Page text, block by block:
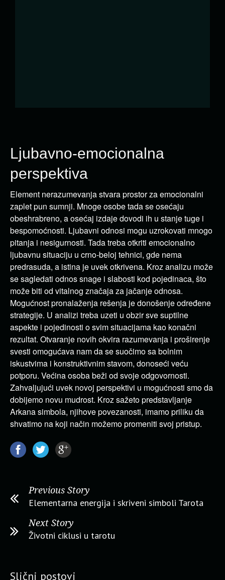
Ljubavno-emocionalna
perspektiva
Element nerazumevanja stvara prostor za emocionalni
zaplet pun sumnji. Mnoge osobe tada se osećaju
obeshrabreno, a osećaj izdaje dovodi ih u stanje tuge i
bespomoćnosti. Ljubavni odnosi mogu uzrokovati mnogo
pitanja i nesigurnosti. Tada treba otkriti emocionalno
ljubavnu situaciju u crno-beloj tehnici, gde nema
predrasuda, a istina je uvek otkrivena. Kroz analizu može
se sagledati odnos snage i slabosti kod pojedinaca, što
može biti od vitalnog značaja za jačanje odnosa.
Mogućnost pronalaženja rešenja je donošenje određene
strategije. U analizi treba uzeti u obzir sve suptilne
aspekte i pojedinosti o svim situacijama kao konačni
rezultat. Otvaranje novih okvira razumevanja i proširenje
svesti omogućava nam da se suočimo sa bolnim
iskustvima i konstruktivnim stavom, donoseći veću
potporu. Većina osoba beži od svoje odgovornosti.
Zahvaljujući uvek novoj perspektivi u mogućnosti smo da
dobijemo novu mudrost. Kroz sažeto predstavljanje
Arkana simbola, njihove povezanosti, imamo priliku da
shvatimo na koji način možemo promeniti svoj pristup.
Previous Story
Elementarna energija i skriveni simboli Tarota
Next Story
Životni ciklusi u tarotu
Slični postovi